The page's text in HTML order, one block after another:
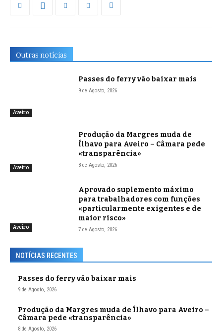
Outras notícias
Aveiro
Passes do ferry vão baixar mais
9 de Agosto, 2026
Aveiro
Produção da Margres muda de
Ílhavo para Aveiro – Câmara pede
«transparência»
8 de Agosto, 2026
Aveiro
Aprovado suplemento máximo
para trabalhadores com funções
«particularmente exigentes e de
maior risco»
7 de Agosto, 2026
NOTÍCIAS RECENTES
Passes do ferry vão baixar mais
9 de Agosto, 2026
Produção da Margres muda de Ílhavo para Aveiro –
Câmara pede «transparência»
8 de Agosto, 2026